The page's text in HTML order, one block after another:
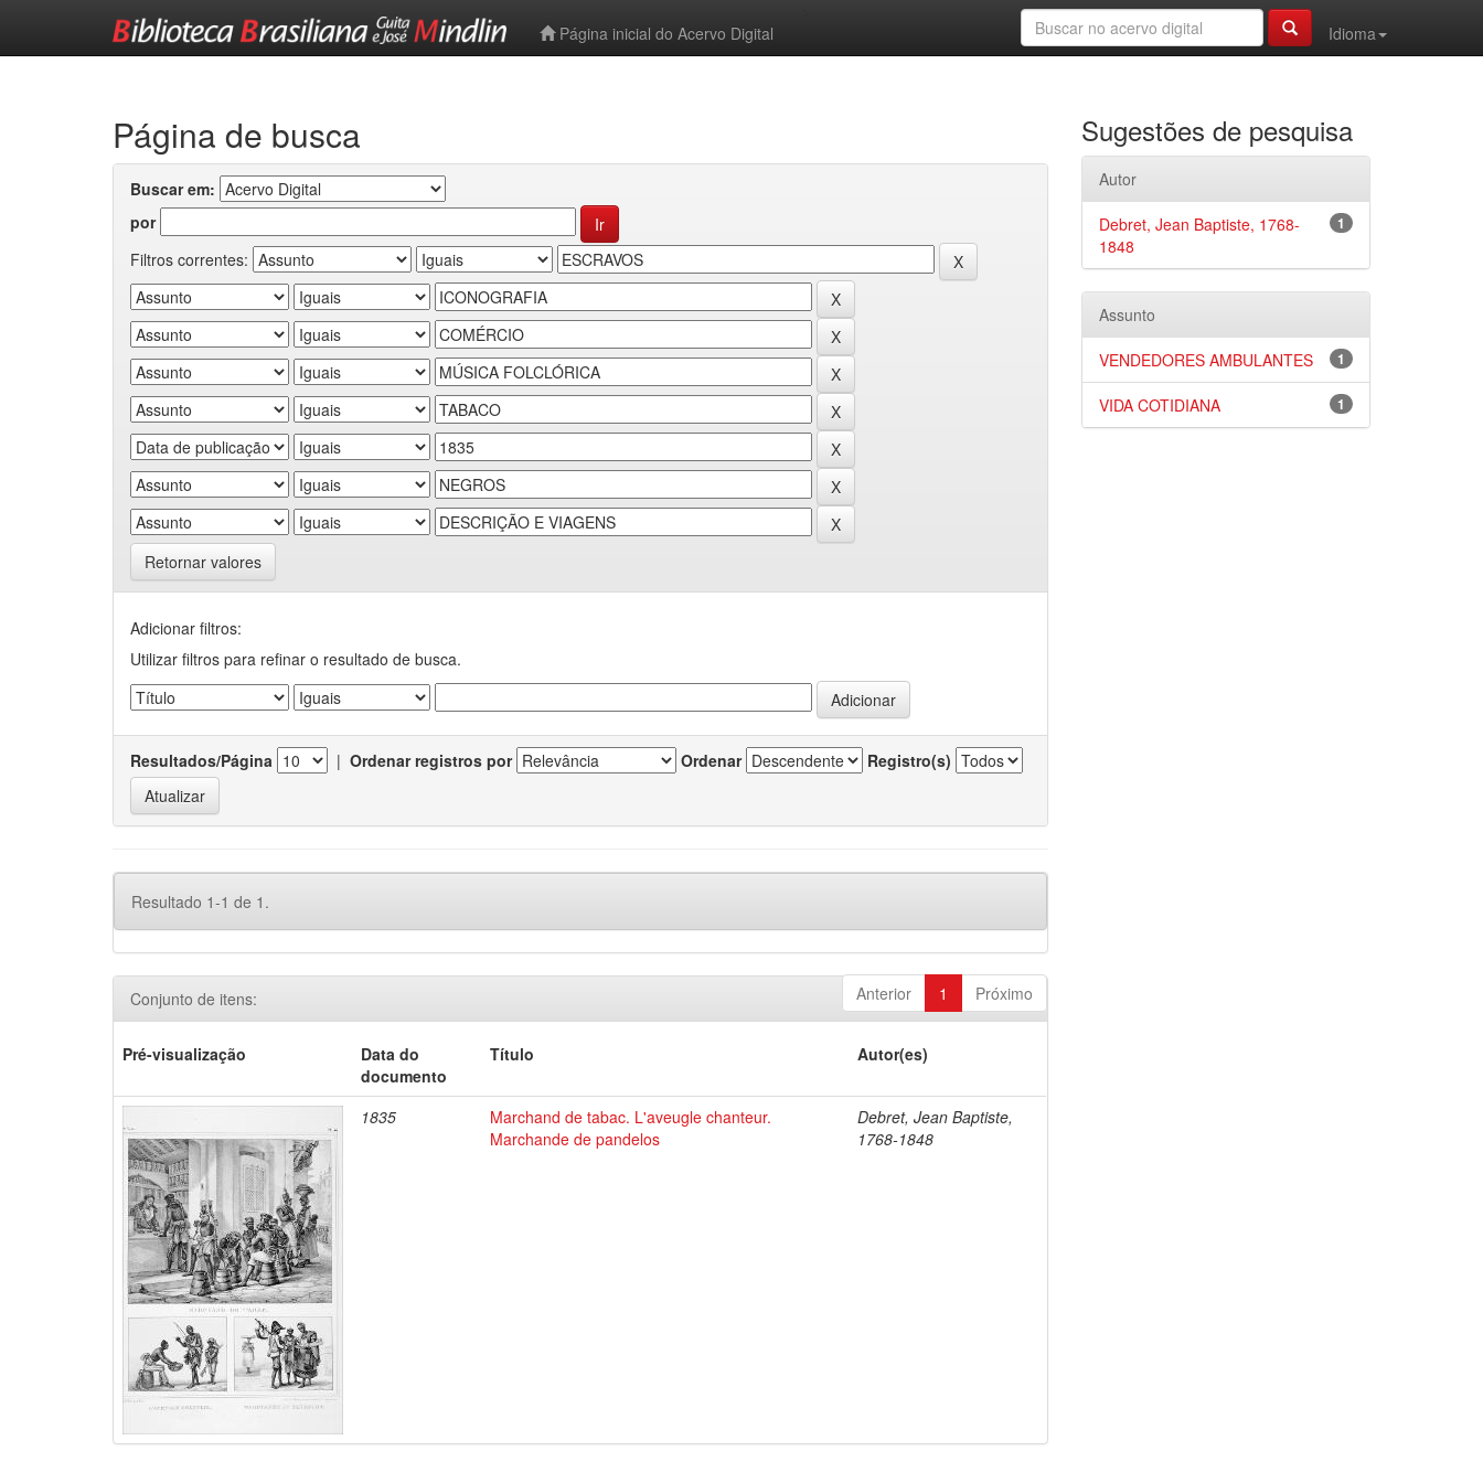
Página inicial do Acervo Digital
Idioma
Página de busca
Buscar em:
por
Filtros correntes:
Retornar valores
Adicionar filtros:
Utilizar filtros para refinar o resultado de busca.
Resultados/Página | Ordenar registros por Ordenar Registro(s)
Resultado 1-1 de 1.
Anterior 1 Próximo
Conjunto de itens:
Pré-visualização
Data do
documento
Título Autor(es)
1835
Marchand de tabac. L'aveugle chanteur.
Marchande de pandelos
Debret, Jean Baptiste,
1768-1848
Sugestões de pesquisa
Autor
1
Debret, Jean Baptiste, 1768-
1848
Assunto
1
VENDEDORES AMBULANTES
1
VIDA COTIDIANA